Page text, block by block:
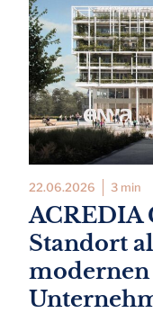
22.06.2026 3 min
ACREDIA
Standort